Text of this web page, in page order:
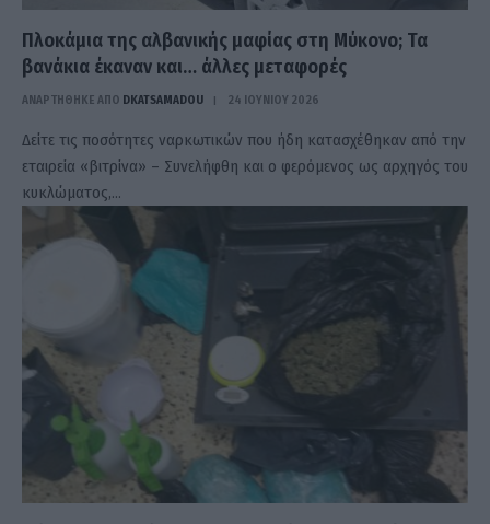
Πλοκάμια της αλβανικής μαφίας στη Μύκονο; Τα
βανάκια έκαναν και… άλλες μεταφορές
ΑΝΑΡΤΗΘΗΚΕ ΑΠΟ DKATSAMADOU 24 ΙΟΥΝΊΟΥ 2026
Δείτε τις ποσότητες ναρκωτικών που ήδη κατασχέθηκαν από την
εταιρεία «βιτρίνα» – Συνελήφθη και ο φερόμενος ως αρχηγός του
κυκλώματος,…